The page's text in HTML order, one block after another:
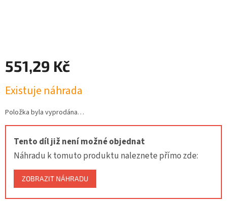
551,29 Kč
cena:
Existuje náhrada
Položka byla vyprodána…
Tento díl již není možné objednat
Náhradu k tomuto produktu naleznete přímo zde:
ZOBRAZIT NÁHRADU